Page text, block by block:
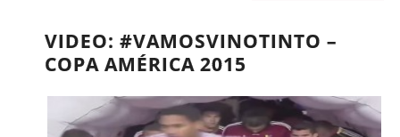
VIDEO: #VAMOSVINOTINTO –
COPA AMÉRICA 2015